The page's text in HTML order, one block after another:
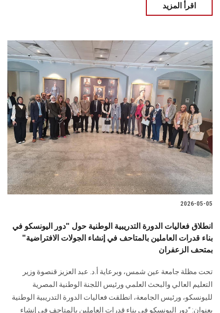
اقرأ المزيد
2026-05-05
انطلاق فعاليات الدورة التدريبية الوطنية حول "دور اليونسكو في
بناء قدرات العاملين بالمتاحف في إنشاء الجولات الافتراضية"
بمتحف الزعفران
تحت مظلة جامعة عين شمس، وبرعاية أ.د. عبد العزيز قنصوة وزير
التعليم العالي والبحث العلمي ورئيس اللجنة الوطنية المصرية
لليونسكو، ورئيس الجامعة، انطلقت فعاليات الدورة التدريبية الوطنية
بعنوان: “دور اليونسكو في بناء قدرات العاملين بالمتاحف في إنشاء